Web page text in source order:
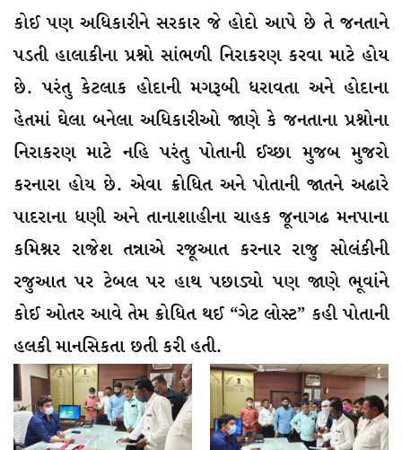
કોઈ પણ અધિકારીને સરકાર જે હોદો આપે છે તે જનતાને
પડતી હાલાકીના પ્રશ્નો સાંભળી નિરાકરણ કરવા માટે હોય
છે. પરંતુ કેટલાક હોદાની મગરૂબી ધરાવતા અને હોદાના
હેતમાં ઘેલા બનેલા અધિકારીઓ જાણે કે જનતાના પ્રશ્નોના
નિરાકરણ માટે નહિ પરંતુ પોતાની ઈચ્છા મુજબ મુજરો
કરનારા હોય છે. એવા ક્રોધિત અને પોતાની જાતને અઢારે
પાદરાના ધણી અને તાનાશાહીના ચાહક જૂનાગઢ મનપાના
કમિશ્નર રાજેશ તન્નાએ રજૂઆત કરનાર રાજુ સોલંકીની
રજુઆત પર ટેબલ પર હાથ પછાડ્યો પણ જાણે ભૂવાંને
કોઈ ઓતર આવે તેમ ક્રોધિત થઈ “ગેટ લોસ્ટ” કહી પોતાની
હલકી માનસિકતા છતી કરી હતી.